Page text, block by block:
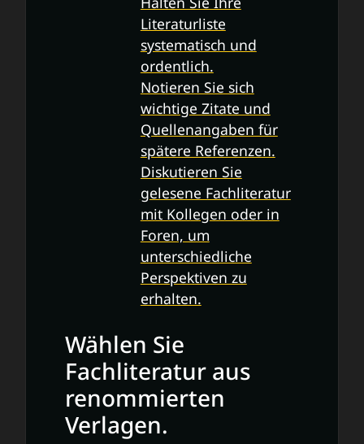
Literaturliste
systematisch und
ordentlich.
Notieren Sie sich
wichtige Zitate und
Quellenangaben für
spätere Referenzen.
Diskutieren Sie
gelesene Fachliteratur
mit Kollegen oder in
Foren, um
unterschiedliche
Perspektiven zu
erhalten.
Wählen Sie
Fachliteratur aus
renommierten
Verlagen.